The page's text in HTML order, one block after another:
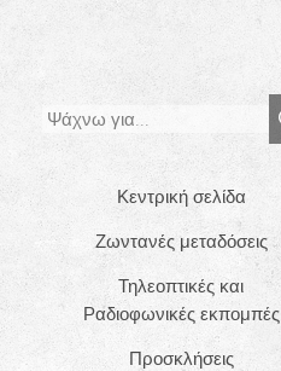
Κεντρική σελίδα
Ζωντανές μεταδόσεις
Τηλεοπτικές και
Ραδιοφωνικές εκπομπές
Προσκλήσεις